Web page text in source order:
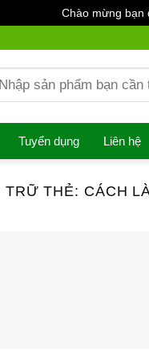
Chào mừng bạn
Tuyển dụng Liên hệ
TRỮ THẺ: CÁCH